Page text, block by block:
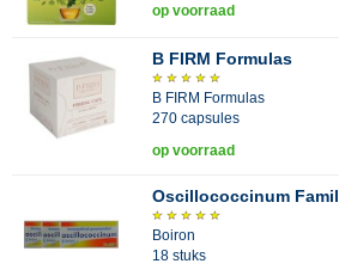
op voorraad
B FIRM Formulas
B FIRM Formulas
270 capsules
op voorraad
Oscillococcinum
Boiron
18 stuks